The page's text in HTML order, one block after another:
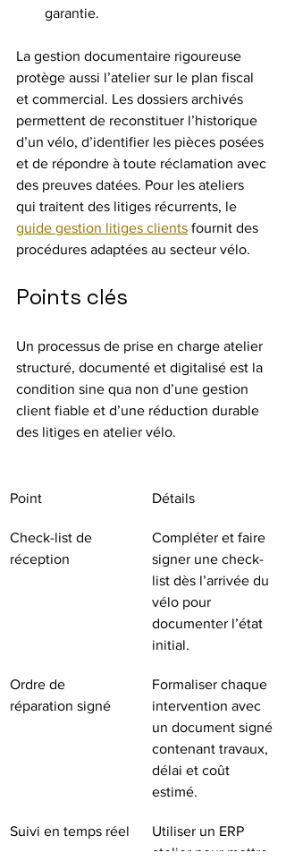
garantie.
La gestion documentaire rigoureuse
protège aussi l’atelier sur le plan fiscal
et commercial. Les dossiers archivés
permettent de reconstituer l’historique
d’un vélo, d’identifier les pièces posées
et de répondre à toute réclamation avec
des preuves datées. Pour les ateliers
qui traitent des litiges récurrents, le
guide gestion litiges clients fournit des
procédures adaptées au secteur vélo.
Points clés
Un processus de prise en charge atelier
structuré, documenté et digitalisé est la
condition sine qua non d’une gestion
client fiable et d’une réduction durable
des litiges en atelier vélo.
Point Détails
Check-list de
réception
Compléter et faire
signer une check-
list dès l’arrivée du
vélo pour
documenter l’état
initial.
Ordre de
réparation signé
Formaliser chaque
intervention avec
un document signé
contenant travaux,
délai et coût
estimé.
Suivi en temps réel
Utiliser un ERP
atelier pour mettre